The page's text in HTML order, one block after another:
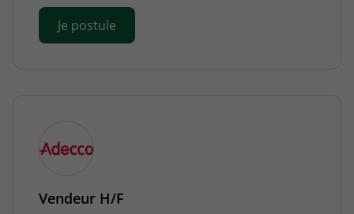
Je postule
Vendeur H/F